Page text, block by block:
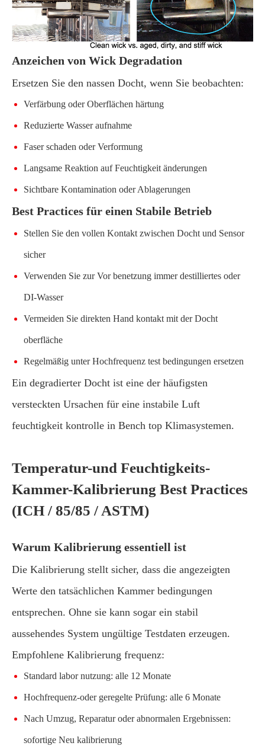
Anzeichen von Wick Degradation
Ersetzen Sie den nassen Docht, wenn Sie beobachten:
Verfärbung oder Oberflächen härtung
Reduzierte Wasser aufnahme
Faser schaden oder Verformung
Langsame Reaktion auf Feuchtigkeit änderungen
Sichtbare Kontamination oder Ablagerungen
Best Practices für einen Stabile Betrieb
Stellen Sie den vollen Kontakt zwischen Docht und Sensor
sicher
Verwenden Sie zur Vor benetzung immer destilliertes oder
DI-Wasser
Vermeiden Sie direkten Hand kontakt mit der Docht
oberfläche
Regelmäßig unter Hochfrequenz test bedingungen ersetzen
Ein degradierter Docht ist eine der häufigsten
versteckten Ursachen für eine instabile Luft
feuchtigkeit kontrolle in Bench top Klimasystemen.
Temperatur-und Feuchtigkeits-
Kammer-Kalibrierung Best Practices
(ICH / 85/85 / ASTM)
Warum Kalibrierung essentiell ist
Die Kalibrierung stellt sicher, dass die angezeigten
Werte den tatsächlichen Kammer bedingungen
entsprechen. Ohne sie kann sogar ein stabil
aussehendes System ungültige Testdaten erzeugen.
Empfohlene Kalibrierung frequenz:
Standard labor nutzung: alle 12 Monate
Hochfrequenz-oder geregelte Prüfung: alle 6 Monate
Nach Umzug, Reparatur oder abnormalen Ergebnissen:
sofortige Neu kalibrierung